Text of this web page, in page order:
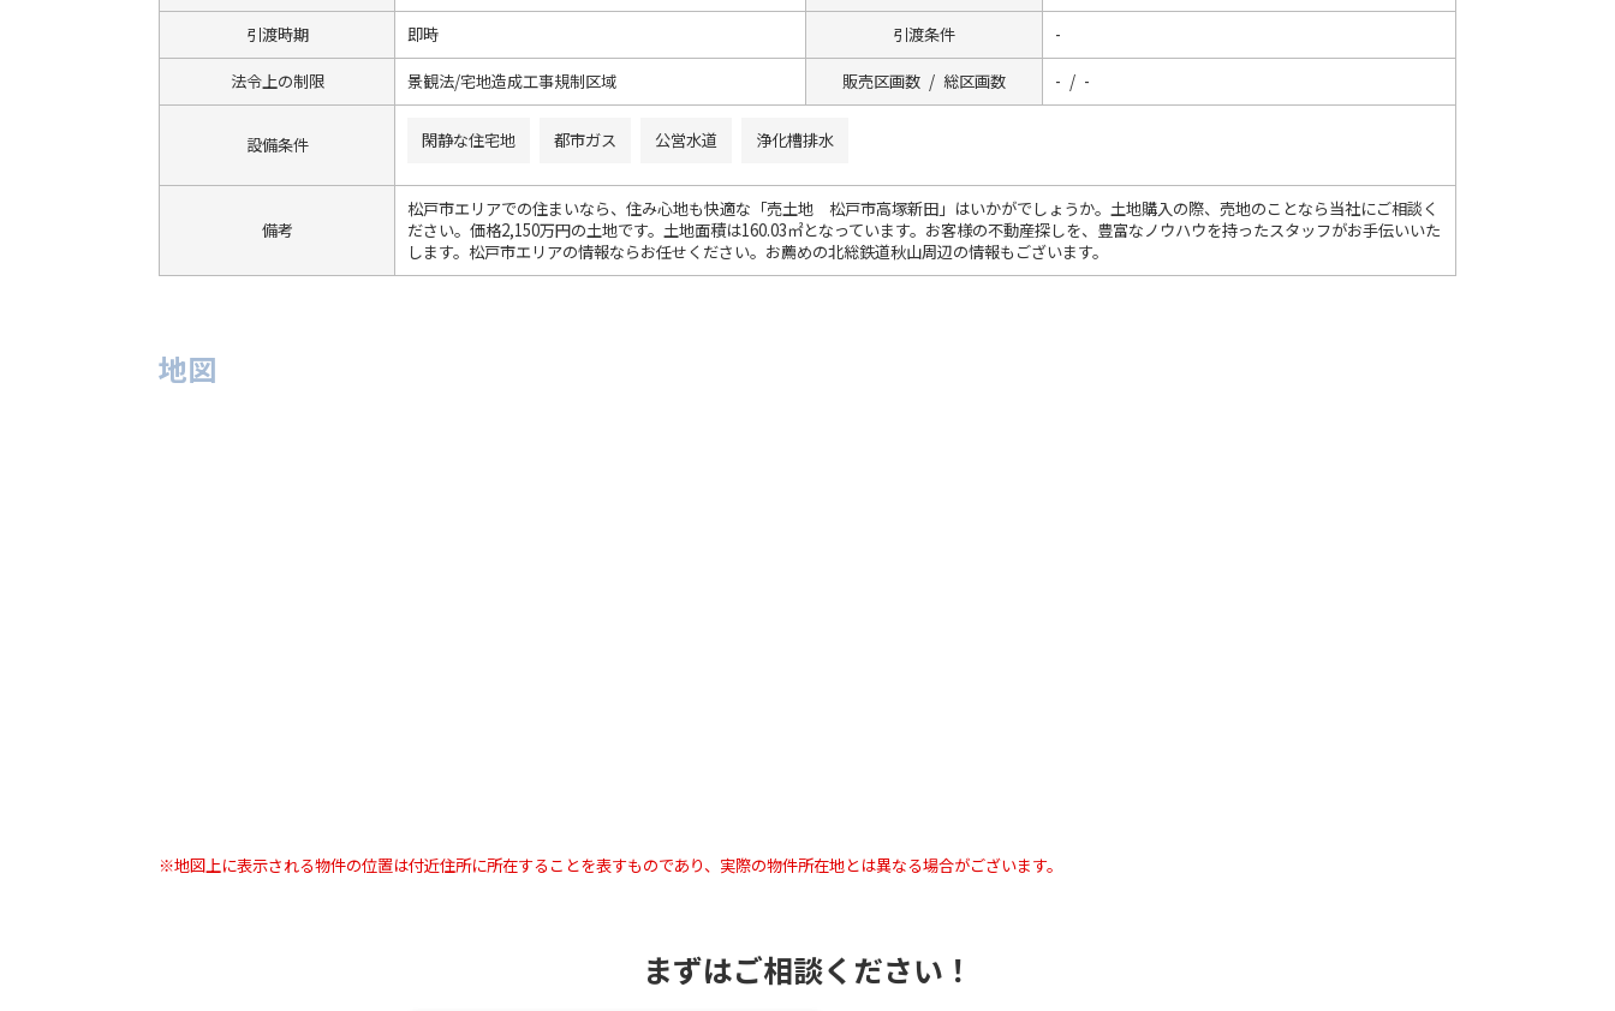
引渡時期 即時 引渡条件 -
法令上の制限 景観法/宅地造成工事規制区域 販売区画数 / 総区画数 - / -
設備条件 閑静な住宅地 都市ガス 公営水道 浄化槽排水
備考
松戸市エリアでの住まいなら、住み心地も快適な「売土地 松戸市高塚新田」はいかがでしょうか。土地購入の際、売地のことなら当社にご相談く
ださい。価格2,150万円の土地です。土地面積は160.03㎡となっています。お客様の不動産探しを、豊富なノウハウを持ったスタッフがお手伝いいた
します。松戸市エリアの情報ならお任せください。お薦めの北総鉄道秋山周辺の情報もございます。
地図
※地図上に表示される物件の位置は付近住所に所在することを表すものであり、実際の物件所在地とは異なる場合がございます。
まずはご相談ください！